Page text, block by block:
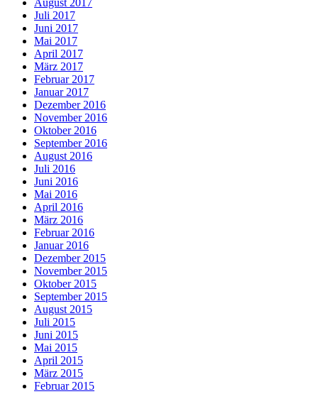
Juli 2017
Juni 2017
Mai 2017
April 2017
März 2017
Februar 2017
Januar 2017
Dezember 2016
November 2016
Oktober 2016
September 2016
August 2016
Juli 2016
Juni 2016
Mai 2016
April 2016
März 2016
Februar 2016
Januar 2016
Dezember 2015
November 2015
Oktober 2015
September 2015
August 2015
Juli 2015
Juni 2015
Mai 2015
April 2015
März 2015
Februar 2015